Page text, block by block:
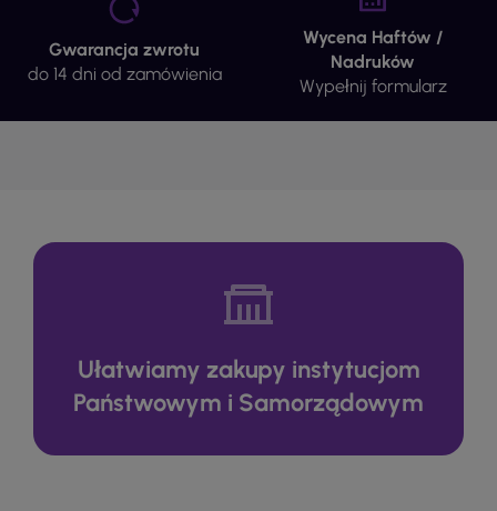
Gwarancja zwrotu
do 14 dni od zamówienia
Wycena Haftów /
Nadruków
Wypełnij formularz
Ułatwiamy zakupy instytucjom
Państwowym i Samorządowym